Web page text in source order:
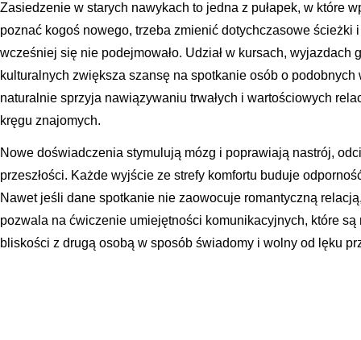
Zasiedzenie w starych nawykach to jedna z pułapek, w które
poznać kogoś nowego, trzeba zmienić dotychczasowe ścieżki
wcześniej się nie podejmowało. Udział w kursach, wyjazdach
kulturalnych zwiększa szansę na spotkanie osób o
naturalnie sprzyja nawiązywaniu trwałych i wartościowych
kręgu znajomych.
Nowe doświadczenia stymulują mózg i poprawiają nastrój,
przeszłości. Każde wyjście ze strefy komfortu buduje
Nawet jeśli dane spotkanie nie zaowocuje romantyczną
pozwala na ćwiczenie umiejętności komunikacyjnych, które
bliskości z drugą osobą w sposób świadomy i wolny od lęku